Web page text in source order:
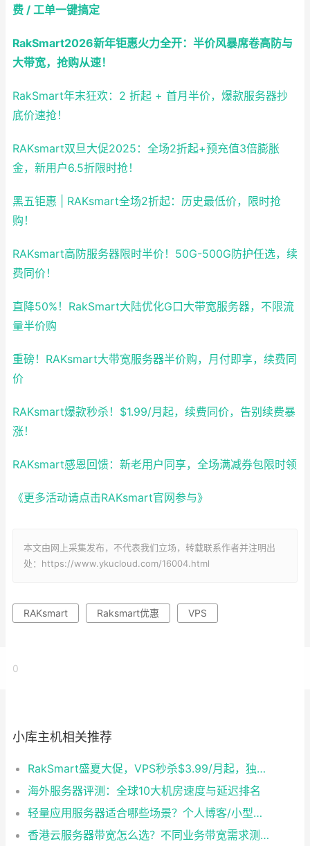
费 / 工单一键搞定
RakSmart2026新年钜惠火力全开：半价风暴席卷高防与
大带宽，抢购从速！
RakSmart年末狂欢：2 折起 + 首月半价，爆款服务器抄
底价速抢！
RAKsmart双旦大促2025：全场2折起+预充值3倍膨胀
金，新用户6.5折限时抢！
黑五钜惠 | RAKsmart全场2折起：历史最低价，限时抢
购！
RAKsmart高防服务器限时半价！50G-500G防护任选，续
费同价！
直降50%！RakSmart大陆优化G口大带宽服务器，不限流
量半价购
重磅！RAKsmart大带宽服务器半价购，月付即享，续费同
价
RAKsmart爆款秒杀！$1.99/月起，续费同价，告别续费暴
涨！
RAKsmart感恩回馈：新老用户同享，全场满减券包限时领
《更多活动请点击RAKsmart官网参与》
本文由网上采集发布，不代表我们立场，转载联系作者并注明出
处：https://www.ykucloud.com/16004.html
RAKsmart Raksmart优惠 VPS
0
小库主机相关推荐
RakSmart盛夏大促，VPS秒杀$3.99/月起，独服$29.9/月封顶
海外服务器评测：全球10大机房速度与延迟排名
轻量应用服务器适合哪些场景？个人博客/小型电商部署教程
香港云服务器带宽怎么选？不同业务带宽需求测算